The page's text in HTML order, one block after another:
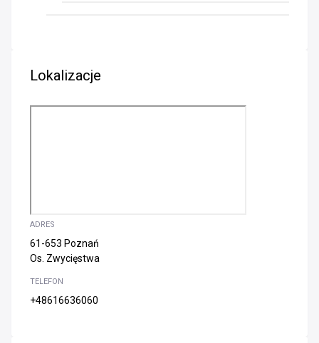
Lokalizacje
ADRES
61-653 Poznań
Os. Zwycięstwa
TELEFON
+48616636060